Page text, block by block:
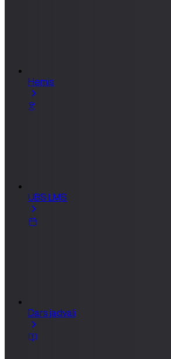
Hemis
UBS LMS
Dars jadvali